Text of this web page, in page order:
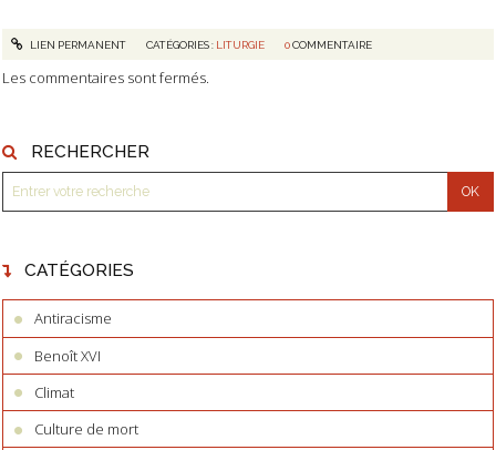
RECHERCHER
CATÉGORIES
Antiracisme
Benoît XVI
Climat
Culture de mort
LIEN PERMANENT CATÉGORIES : LITURGIE 0COMMENTAIRE
Les commentaires sont fermés.